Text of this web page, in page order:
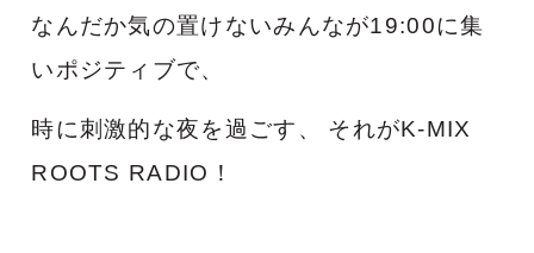
な んだか気の置けないみんなが19:00に集
いポジティブで、
時に刺激的な夜を過ごす、
それがK-MIX
ROOTS RADIO！